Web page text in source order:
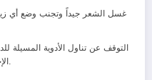
غسل الشعر جيداً وتجنب وضع أي
التوقف عن تناول الأدوية المسيلة
الإجراء ببضعة أيام بعد استشارة الطبيب.